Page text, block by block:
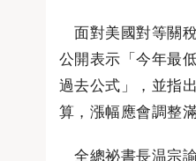
面對美國對等關
公開表示「今年最
過去公式」，並指
算，漲幅應會調整滿
全總祕書長温宗